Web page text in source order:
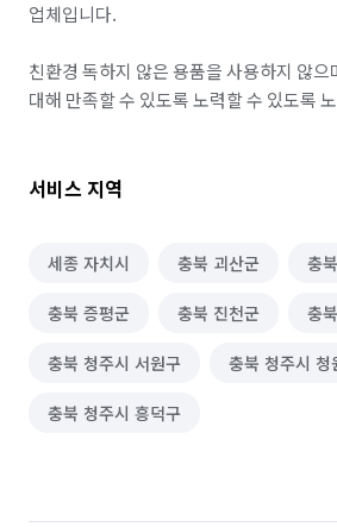
업체입니다.
친환경 독하지 않은 용품을 사용하지 않
대해 만족할 수 있도록 노력할 수 있도록
서비스 지역
세종 자치시 충북 괴산군 충
충북 증평군 충북 진천군 충
충북 청주시 서원구 충북 청주시 청
충북 청주시 흥덕구